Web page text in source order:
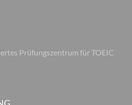
Prüfungszentrum für TOEIC